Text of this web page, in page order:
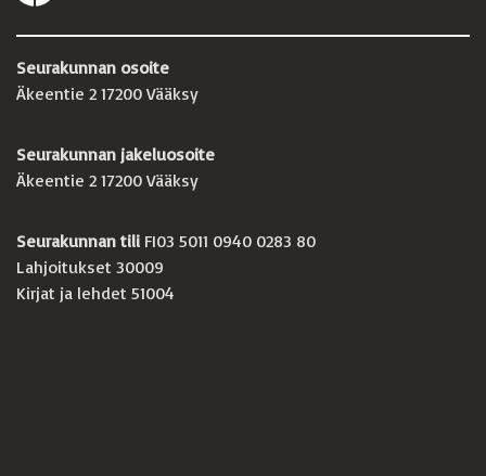
Seurakunnan osoite
Äkeentie 2 17200 Vääksy
Seurakunnan jakeluosoite
Äkeentie 2 17200 Vääksy
Seurakunnan tili FI03 5011 0940 0283 80
Lahjoitukset 30009
Kirjat ja lehdet 51004